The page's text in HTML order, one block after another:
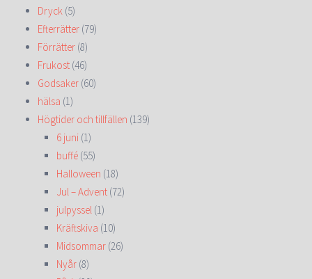
Dryck (5)
Efterrätter (79)
Förrätter (8)
Frukost (46)
Godsaker (60)
hälsa (1)
Högtider och tillfällen (139)
6 juni (1)
buffé (55)
Halloween (18)
Jul – Advent (72)
julpyssel (1)
Kräftskiva (10)
Midsommar (26)
Nyår (8)